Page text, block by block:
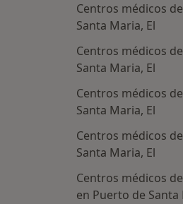
Centros médicos
Santa Maria, El
Centros médicos
Santa Maria, El
Centros médicos
Santa Maria, El
Centros médicos
Santa Maria, El
Centros médicos
en Puerto de Santa